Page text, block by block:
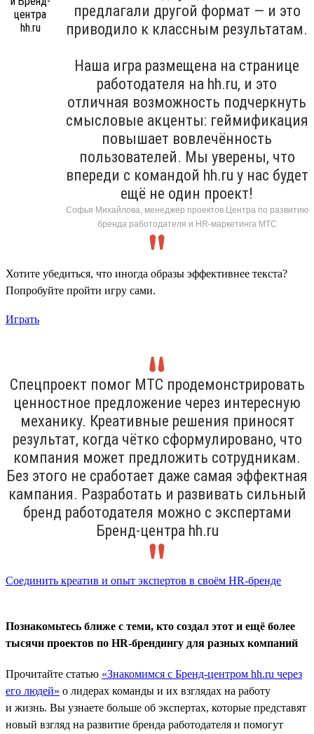
предлагали другой формат — и это
приводило к классным результатам.
Наша игра размещена на странице
работодателя на hh.ru, и это
отличная возможность подчеркнуть
смысловые акценты: геймификация
повышает вовлечённость
пользователей. Мы уверены, что
впереди с командой hh.ru у нас будет
ещё не один проект!
Софья Михайлова, менеджер проектов Центра по развитию
бренда работодателя и HR-маркетинга МТС
Хотите убедиться, что иногда образы эффективнее текста?
Попробуйте пройти игру сами.
Играть
Спецпроект помог МТС продемонстрировать
ценностное предложение через интересную
механику. Креативные решения приносят
результат, когда чётко сформулировано, что
компания может предложить сотрудникам.
Без этого не сработает даже самая эффектная
кампания. Разработать и развивать сильный
бренд работодателя можно с экспертами
Бренд-центра hh.ru
Соединить креатив и опыт экспертов в своём HR-бренде
Познакомьтесь ближе с теми, кто создал этот и ещё более
тысячи проектов по HR-брендингу для разных компаний
Прочитайте статью «Знакомимся с Бренд-центром hh.ru через
его людей» о лидерах команды и их взглядах на работу
и жизнь. Вы узнаете больше об экспертах, которые представят
новый взгляд на развитие бренда работодателя и помогут